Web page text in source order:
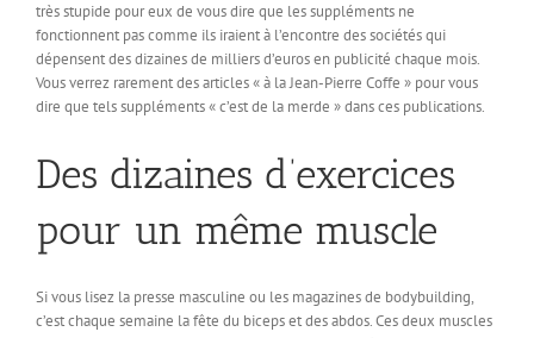
très stupide pour eux de vous dire que les suppléments ne
fonctionnent pas comme ils iraient à l’encontre des sociétés qui
dépensent des dizaines de milliers d’euros en publicité chaque mois.
Vous verrez rarement des articles « à la Jean-Pierre Coffe » pour vous
dire que tels suppléments « c’est de la merde » dans ces publications.
Des dizaines d’exercices
pour un même muscle
Si vous lisez la presse masculine ou les magazines de bodybuilding,
c’est chaque semaine la fête du biceps et des abdos. Ces deux muscles